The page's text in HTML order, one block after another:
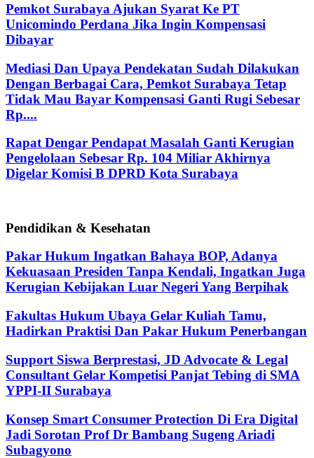
Pemkot Surabaya Ajukan Syarat Ke PT
Unicomindo Perdana Jika Ingin Kompensasi
Dibayar
Mediasi Dan Upaya Pendekatan Sudah Dilakukan
Dengan Berbagai Cara, Pemkot Surabaya Tetap
Tidak Mau Bayar Kompensasi Ganti Rugi Sebesar
Rp....
Rapat Dengar Pendapat Masalah Ganti Kerugian
Pengelolaan Sebesar Rp. 104 Miliar Akhirnya
Digelar Komisi B DPRD Kota Surabaya
Pendidikan & Kesehatan
Pakar Hukum Ingatkan Bahaya BOP, Adanya
Kekuasaan Presiden Tanpa Kendali, Ingatkan Juga
Kerugian Kebijakan Luar Negeri Yang Berpihak
Fakultas Hukum Ubaya Gelar Kuliah Tamu,
Hadirkan Praktisi Dan Pakar Hukum Penerbangan
Support Siswa Berprestasi, JD Advocate & Legal
Consultant Gelar Kompetisi Panjat Tebing di SMA
YPPI-II Surabaya
Konsep Smart Consumer Protection Di Era Digital
Jadi Sorotan Prof Dr Bambang Sugeng Ariadi
Subagyono